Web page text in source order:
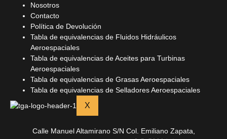
Nosotros
Contacto
Política de Devolución
Tabla de equivalencias de Fluidos Hidráulicos
Aeroespaciales
Tabla de equivalencias de Aceites para Turbinas
Aeroespaciales
Tabla de equivalencias de Grasas Aeroespaciales
Tabla de equivalencias de Selladores Aeroespaciales
X
Calle Manuel Altamirano S/N Col. Emiliano Zapata,